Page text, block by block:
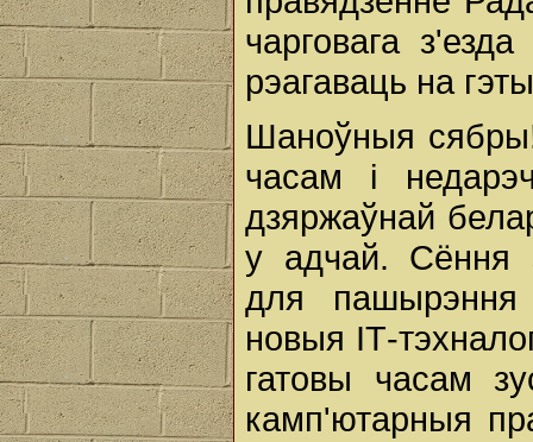
чарговага
рэагаваць на
Шаноўныя
часам і
дзяржаўнай
у адчай. Сёння
для пашырэння
новыя ІТ-
гатовы часам
камп'ютарныя